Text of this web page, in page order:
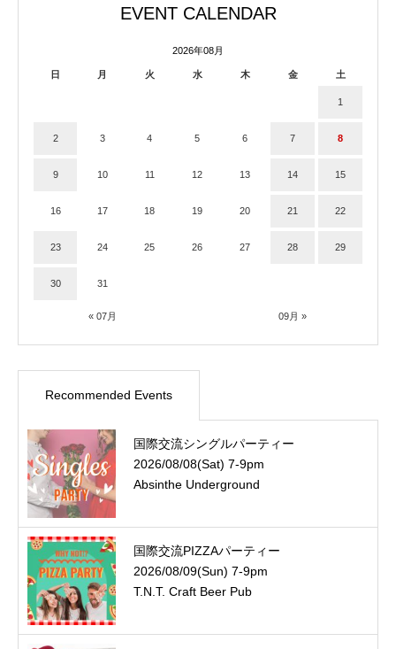
EVENT CALENDAR
2026年08月
日 月 火 水 木 金 土
« 07月 09月 »
1
2 3 4 5 6 7 8
9 10 11 12 13 14 15
16 17 18 19 20 21 22
23 24 25 26 27 28 29
30 31
Recommended Events
国際交流シングルパーティー
2026/08/08(Sat) 7-9pm
Absinthe Underground
国際交流PIZZAパーティー
2026/08/09(Sun) 7-9pm
T.N.T. Craft Beer Pub